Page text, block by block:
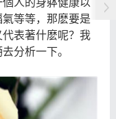
人的身躰健康以
等等，那麽要是
表著什麽呢？我
分析一下。